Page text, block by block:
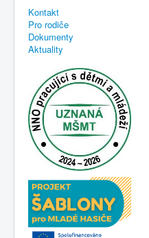
Kontakt
Pro rodiče
Dokumenty
Aktuality